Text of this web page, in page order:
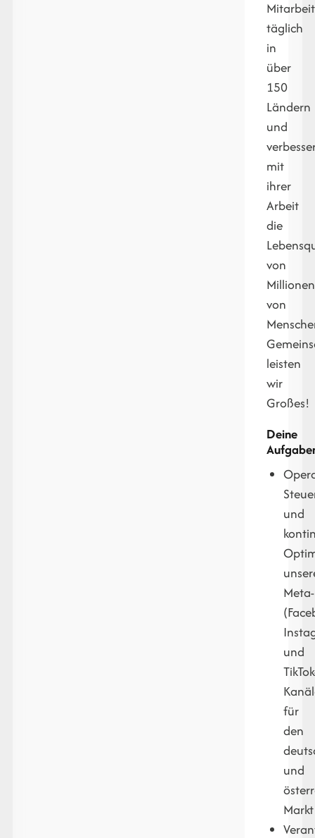
täglich
in
über
150
Ländern
und
mit
ihrer
Arbeit
die
von
Millionen
von
leisten
wir
Großes!
Deine
und
Meta-
und
für
den
und
Markt